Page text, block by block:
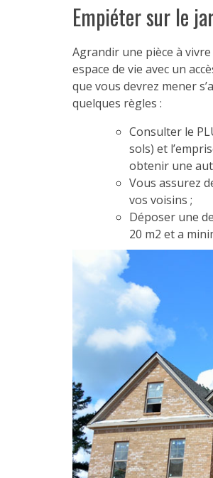
Empiéter sur le
Agrandir une pièce à vivre
espace de vie avec un
que vous devrez mener
quelques règles :
Consulter le
sols) et
obtenir une
Vous assurez
vos voisins ;
Déposer une
20 m2 et a